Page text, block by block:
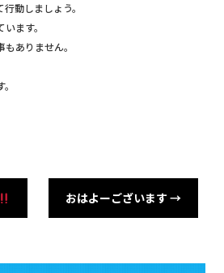
動しましょう。
ます。
ありません。
おはよーございます →